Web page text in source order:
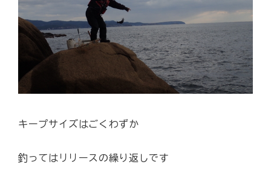
キープサイズはごくわずか
釣ってはリリースの繰り返しです